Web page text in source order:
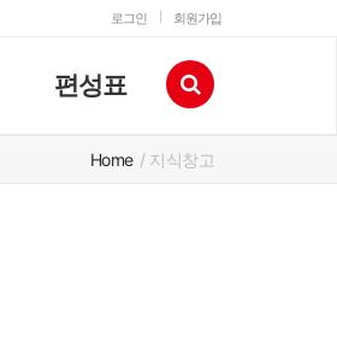
로그인 회원가입
편성표
Home / 지식창고